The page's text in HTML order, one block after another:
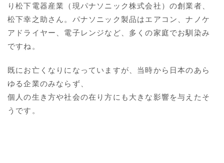
り松下電器産業（現パナソニック株式会社）の創業者、
松下幸之助さん。パナソニック製品はエアコン、ナノケ
アドライヤー、電子レンジなど、多くの家庭でお馴染み
ですね。
既にお亡くなりになっていますが、当時から日本のあら
ゆる企業のみならず、
個人の生き方や社会の在り方にも大きな影響を与えたそ
うです。